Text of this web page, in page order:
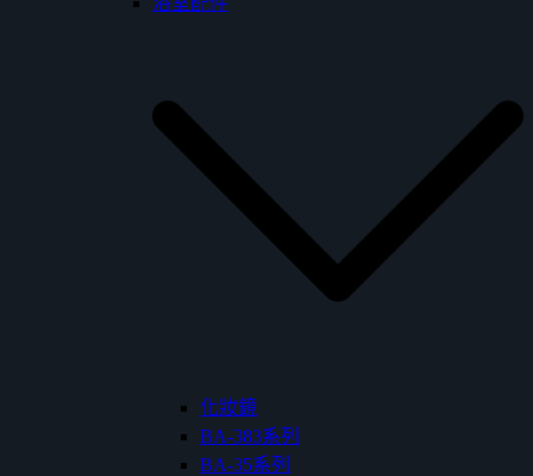
化妝鏡
BA-383系列
BA-35系列